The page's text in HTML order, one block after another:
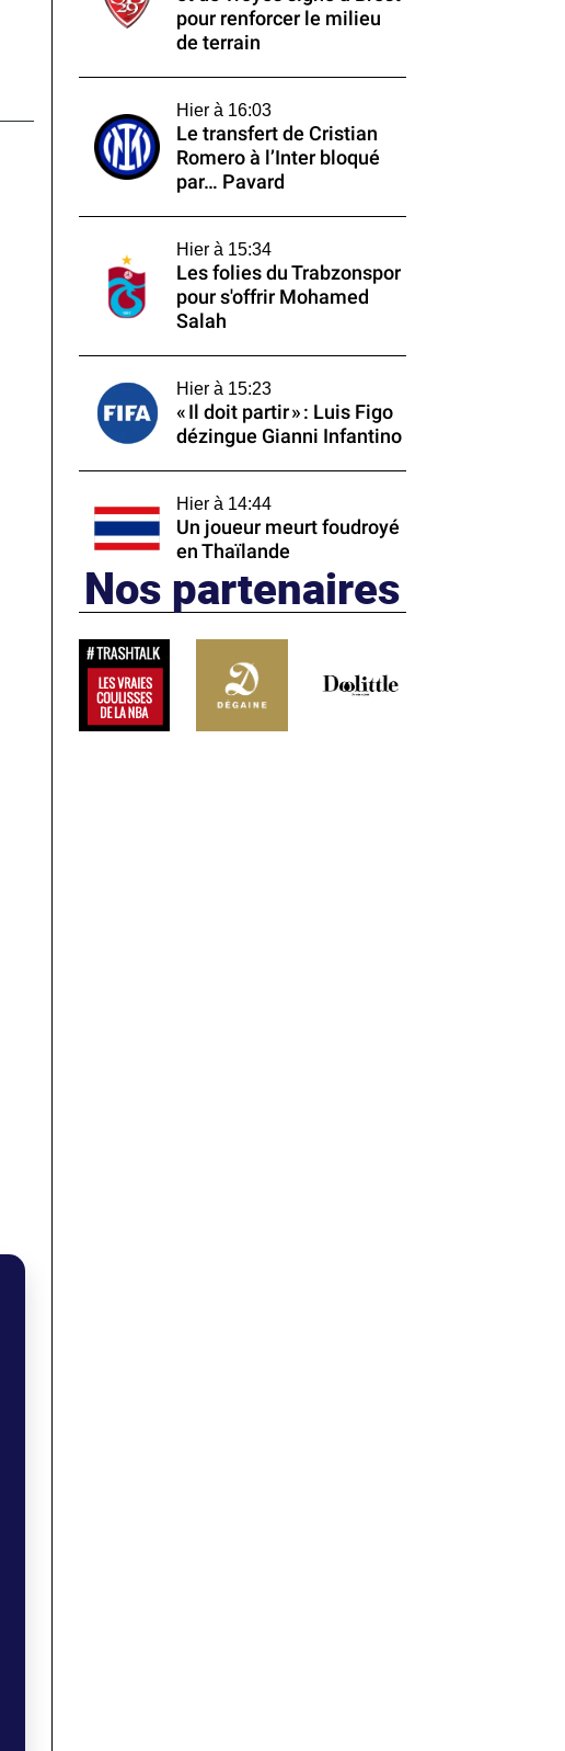
pour renforcer le milieu
de terrain
Hier à 16:03
Le transfert de Cristian
Romero à l’Inter bloqué
par… Pavard
Hier à 15:34
Les folies du Trabzonspor
pour s'offrir Mohamed
Salah
Hier à 15:23
« Il doit partir » : Luis Figo
dézingue Gianni Infantino
Hier à 14:44
Un joueur meurt foudroyé
en Thaïlande
Nos partenaires